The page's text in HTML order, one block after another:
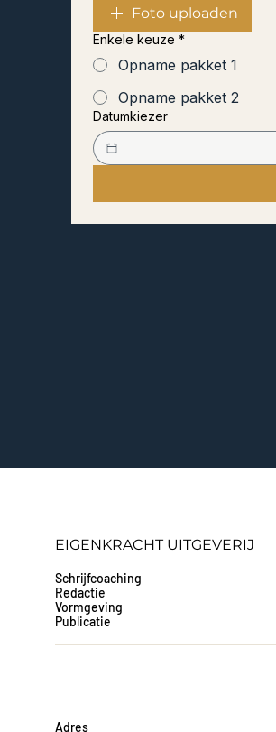
Foto uploaden
Enkele keuze *
Opname pakket 1
Opname pakket 2
Datumkiezer
EIGENKRACHT UITGEVERIJ
Schrijfcoaching
Redactie
Vormgeving
Publicatie
Adres